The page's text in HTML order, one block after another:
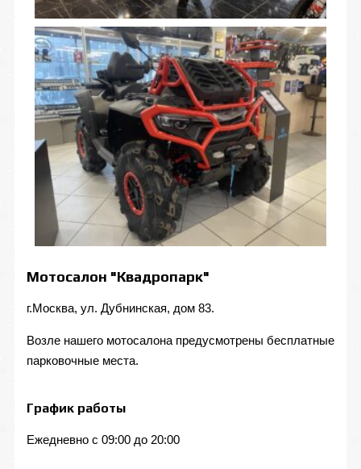
Мотосалон "Квадропарк"
г.Москва, ул. Дубнинская, дом 83.
Возле нашего мотосалона предусмотрены бесплатные
парковочные места.
График работы
Ежедневно с 09:00 до 20:00